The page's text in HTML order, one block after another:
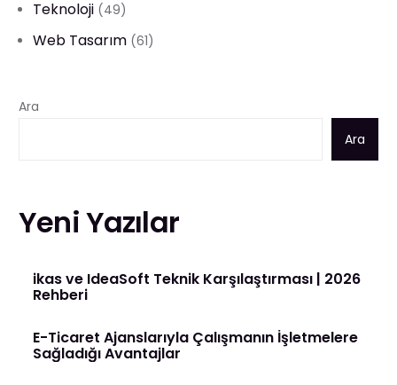
Teknoloji (49)
Web Tasarım (61)
Ara
Ara
Yeni Yazılar
ikas ve IdeaSoft Teknik Karşılaştırması | 2026
Rehberi
E-Ticaret Ajanslarıyla Çalışmanın İşletmelere
Sağladığı Avantajlar